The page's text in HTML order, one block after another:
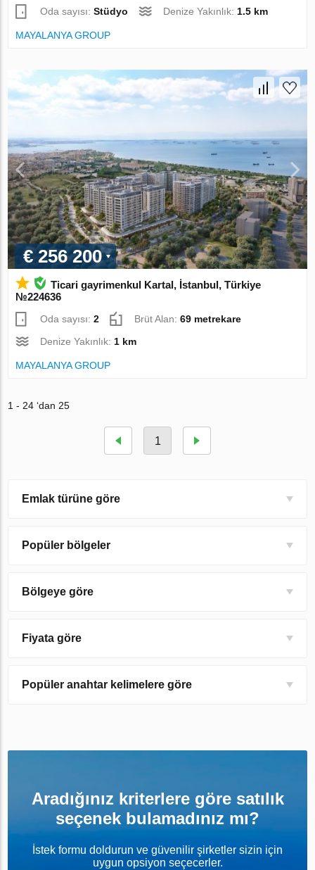
Oda sayısı:Stüdyo Denize Yakınlık: 1.5 km
MAYALANYA GROUP
€ 256 200
Ticari gayrimenkul Kartal, İstanbul, Türkiye
№224636
Oda sayısı:2 Brüt Alan:69 metrekare
Denize Yakınlık:1 km
MAYALANYA GROUP
1 - 24 ‘dan 25
1
Emlak türüne göre
Popüler bölgeler
Bölgeye göre
Fiyata göre
Popüler anahtar kelimelere göre
Aradığınız kriterlere göre satılık
seçenek bulamadınız mı?
İstek formu doldurun ve güvenilir şirketler sizin için
uygun opsiyon seçecerler.